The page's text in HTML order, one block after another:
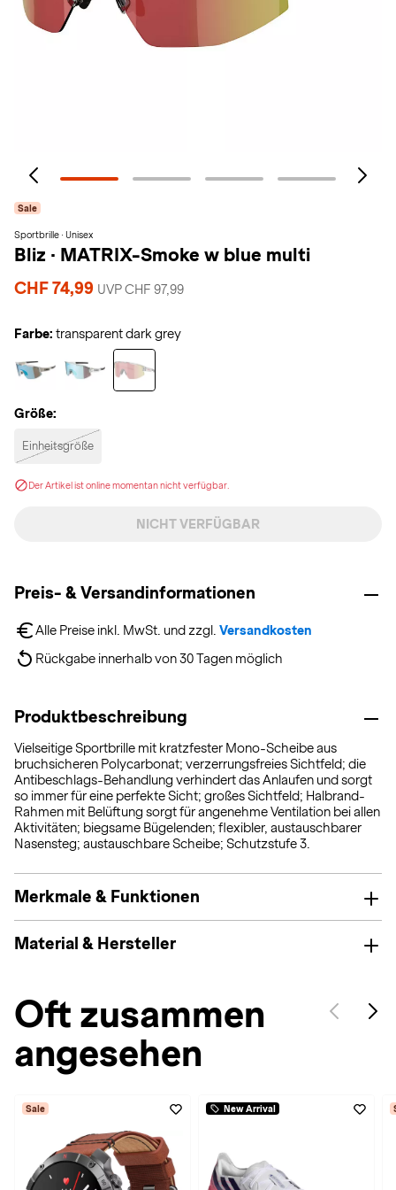
Sale
Sportbrille · Unisex
Bliz · MATRIX-Smoke w blue multi
CHF 74,99 UVP CHF 97,99
Farbe: transparent dark grey
Größe:
Einheitsgröße
Der Artikel ist online momentan nicht verfügbar.
NICHT VERFÜGBAR
Preis- & Versandinformationen
Alle Preise inkl. MwSt. und zzgl. Versandkosten
Rückgabe innerhalb von 30 Tagen möglich
Produktbeschreibung
Vielseitige Sportbrille mit kratzfester Mono-Scheibe aus
bruchsicheren Polycarbonat; verzerrungsfreies Sichtfeld; die
Antibeschlags-Behandlung verhindert das Anlaufen und sorgt
so immer für eine perfekte Sicht; großes Sichtfeld; Halbrand-
Rahmen mit Belüftung sorgt für angenehme Ventilation bei allen
Aktivitäten; biegsame Bügelenden; flexibler, austauschbarer
Nasensteg; austauschbare Scheibe; Schutzstufe 3.
Merkmale & Funktionen
Material & Hersteller
Oft zusammen
angesehen
Sale New Arrival